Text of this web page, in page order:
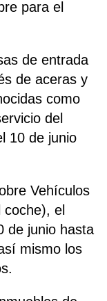
para el
de entrada
de aceras y
como
del
10 de junio
Vehículos
el
de junio hasta
mismo los